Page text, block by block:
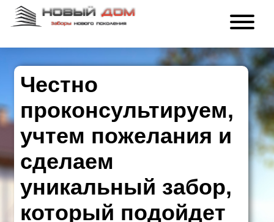
Честно
проконсультируем,
учтем пожелания и
сделаем
уникальный забор,
который подойдет